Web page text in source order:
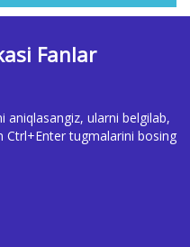
Fanlar
aniqlasangiz, ularni belgilab,
Ctrl+Enter tugmalarini bosing